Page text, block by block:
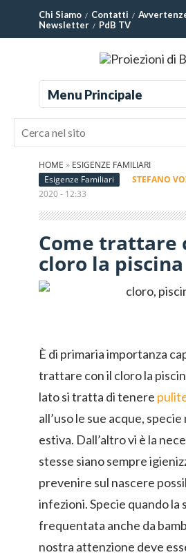
Chi Siamo Contatti
Newsletter
PdB TV
HOME » ESIGENZE FAMILIARI
Esigenze Familiari
STEFANO
2020 - 12:33
Come trattare
cloro la
È di primaria importanza
trattare con il cloro la
lato si tratta di tenere
all’uso le sue acque,
estiva. Dall’altro vi è la
stesse siano sempre
prevenire sul nascere
infezioni. Specie quando la
frequentata anche da
nostra attenzione deve